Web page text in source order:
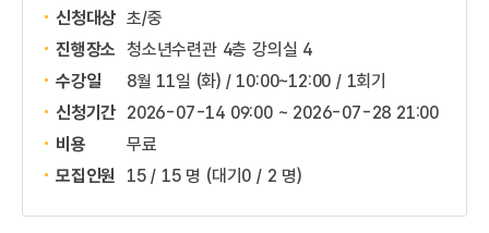
신청대상 초/중
진행장소 청소년수련관 4층 강의실 4
수강일
8월 11일 (화) / 10:00~12:00 / 1회기
신청기간 2026-07-14 09:00 ~ 2026-07-28 21:00
비용
무료
모집인원
15 / 15 명 (대기0 / 2 명)